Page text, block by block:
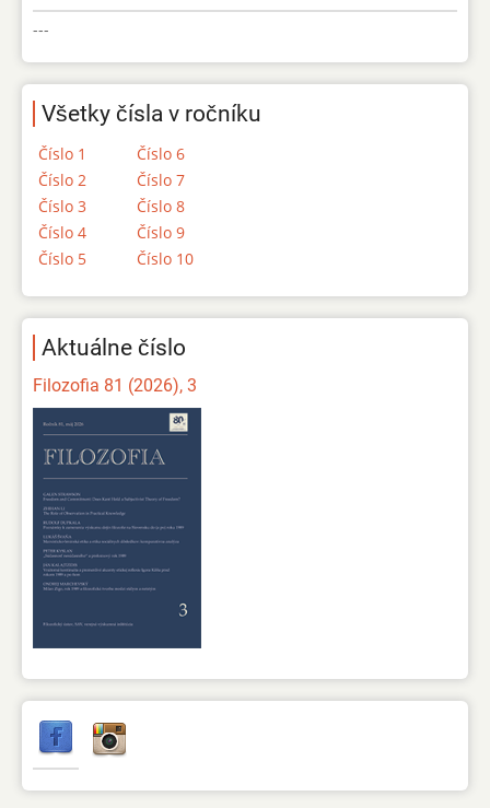
---
Všetky čísla v ročníku
Číslo 1
Číslo 2
Číslo 3
Číslo 4
Číslo 5
Číslo 6
Číslo 7
Číslo 8
Číslo 9
Číslo 10
Aktuálne číslo
Filozofia 81 (2026), 3